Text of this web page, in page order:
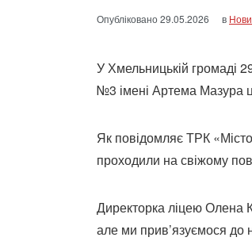
Опубліковано29.05.2026 в
У Хмельницькій громаді
№3 імені Артема Мазура
Як повідомляє ТРК
проходили на свіжому
Директорка ліцею Олена
але ми прив’язуємося до